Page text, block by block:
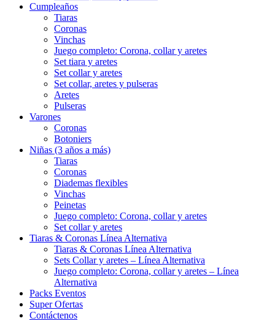
Cumpleaños
Tiaras
Coronas
Vinchas
Juego completo: Corona, collar y aretes
Set tiara y aretes
Set collar y aretes
Set collar, aretes y pulseras
Aretes
Pulseras
Varones
Coronas
Botoniers
Niñas (3 años a más)
Tiaras
Coronas
Diademas flexibles
Vinchas
Peinetas
Juego completo: Corona, collar y aretes
Set collar y aretes
Tiaras & Coronas Línea Alternativa
Tiaras & Coronas Línea Alternativa
Sets Collar y aretes – Línea Alternativa
Juego completo: Corona, collar y aretes – Línea
Alternativa
Packs Eventos
Super Ofertas
Contáctenos